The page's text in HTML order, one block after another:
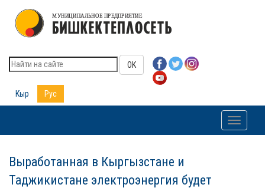
OK
Кыр Рус
Toggle
Выработанная в Кыргызстане и
Таджикистане электроэнергия будет